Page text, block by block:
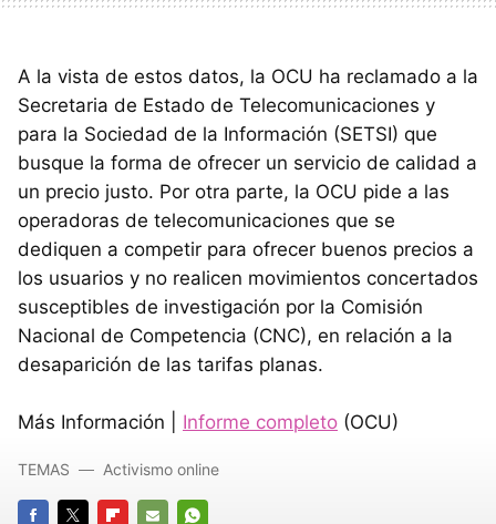
A la vista de estos datos, la OCU ha reclamado a la
Secretaria de Estado de Telecomunicaciones y
para la Sociedad de la Información (SETSI) que
busque la forma de ofrecer un servicio de calidad a
un precio justo. Por otra parte, la OCU pide a las
operadoras de telecomunicaciones que se
dediquen a competir para ofrecer buenos precios a
los usuarios y no realicen movimientos concertados
susceptibles de investigación por la Comisión
Nacional de Competencia (CNC), en relación a la
desaparición de las tarifas planas.
Más Información | Informe completo (OCU)
TEMAS Activismo online